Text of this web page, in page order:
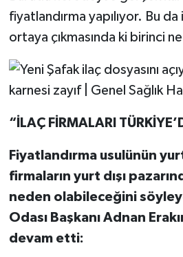
fiyatlandırma yapılıyor. Bu da
ortaya çıkmasında ki birinci
“İLAÇ FİRMALARI
Fiyatlandırma usulünün
firmaların yurt dışı
neden olabileceğini
Odası Başkanı Adnan
devam etti: